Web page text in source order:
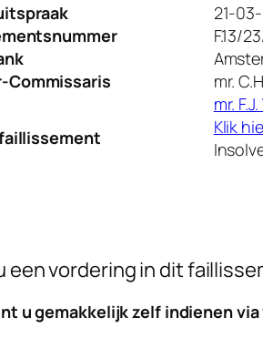
21-
F.13/
Commissaris
mr.
mr.
Klik
een vordering in dit
u gemakkelijk zelf indienen via